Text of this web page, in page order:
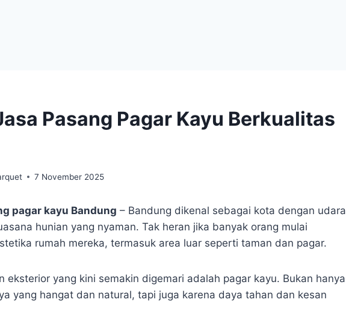
Pasang Pagar Kayu Berkualitas
7 November 2025
pagar kayu Bandung – Bandung dikenal sebagai kota dengan udara
hunian yang nyaman. Tak heran jika banyak orang mulai
rumah mereka, termasuk area luar seperti taman dan pagar.
eksterior yang kini semakin digemari adalah pagar kayu. Bukan hanya
yang hangat dan natural, tapi juga karena daya tahan dan kesan